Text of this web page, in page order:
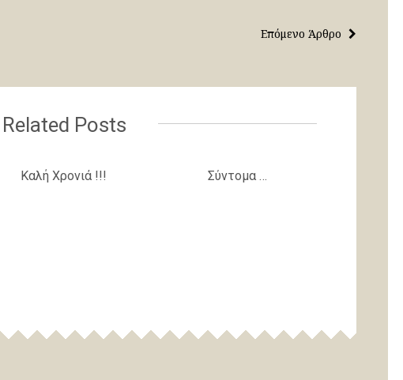
Επόμενο Άρθρο
Related Posts
Καλή Χρονιά !!! Σύντομα …